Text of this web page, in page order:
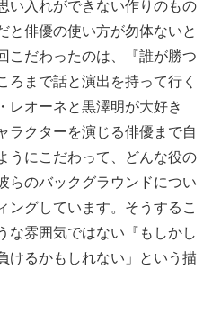
い入れができない作りのもの
と俳優の使い方が勿体ないと
こだわったのは、『誰が勝つ
ろまで話と演出を持って行く
レオーネと黒澤明が大好き
ラクターを演じる俳優まで自
うにこだわって、どんな役の
らのバックグラウンドについ
ングしています。そうするこ
な雰囲気ではない『もしかし
けるかもしれない」という描